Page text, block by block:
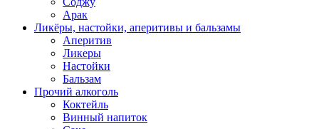
Арак
Ликёры, настойки, аперитивы и бальзамы
Аперитив
Ликеры
Настойки
Бальзам
Прочий алкоголь
Коктейль
Винный напиток